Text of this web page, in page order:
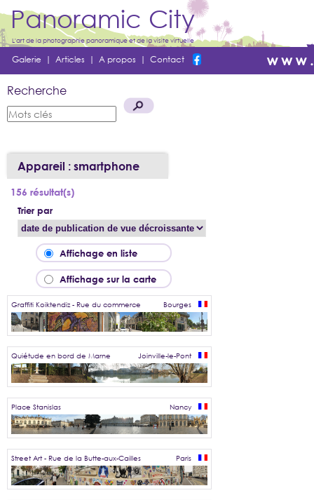
Panoramic City
L'art de la photographie panoramique et de la visite virtuelle
Galerie | Articles | A propos | Contact
Recherche
Appareil : smartphone
156 résultat(s)
Trier par
Affichage en liste
Affichage sur la carte
Graffiti Koiktendiz - Rue du commerce Bourges
Quiétude en bord de Marne Joinville-le-Pont
Place Stanislas Nancy
Street Art - Rue de la Butte-aux-Cailles Paris